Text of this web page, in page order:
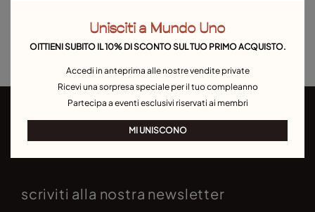
Outlet Charms
scriviti alla nostra newsletter
Unisciti a Mundo Uno
OITTIENI SUBITO IL 10% DI SCONTO SUL TUO PRIMO ACQUISTO.
Accedi in anteprima alle nostre vendite private
Ricevi una sorpresa speciale per il tuo compleanno
Partecipa a eventi esclusivi riservati ai membri
MI UNISCONO